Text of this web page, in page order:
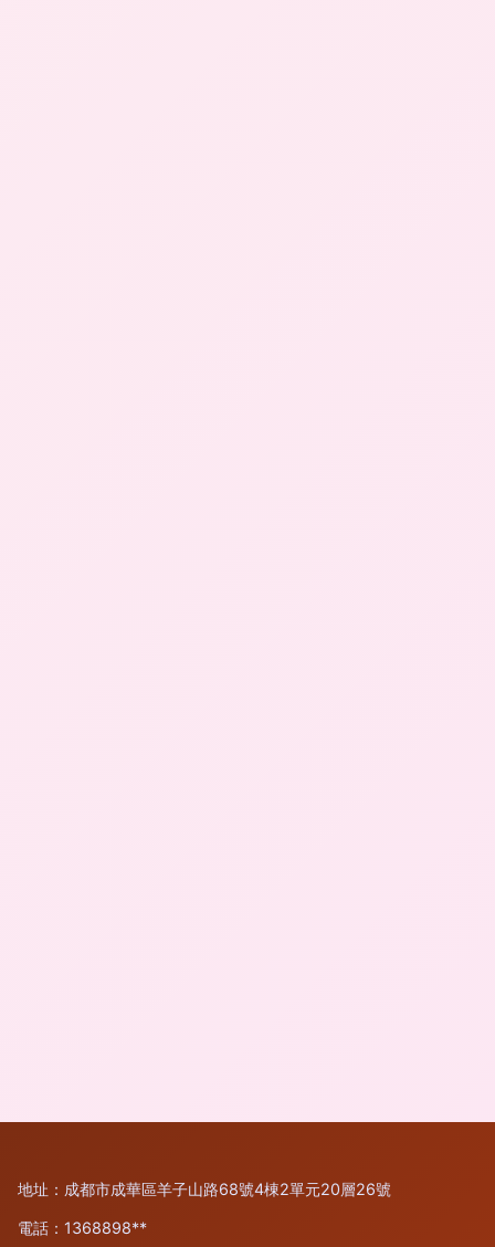
地址：成都市成華區羊子山路68號4棟2單元20層26號
電話：1368898**